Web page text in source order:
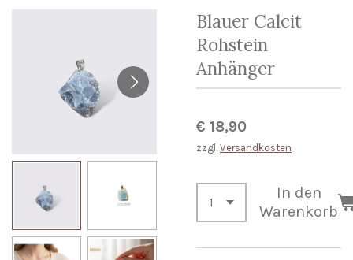
Blauer Calcit
Rohstein
Anhänger
€ 18,90
zzgl. Versandkosten
In den
Warenkorb